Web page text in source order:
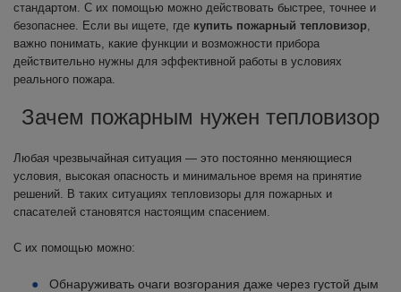
стандартом. С их помощью можно действовать быстрее, точнее и
безопаснее. Если вы ищете, где купить пожарный тепловизор,
важно понимать, какие функции и возможности прибора
действительно нужны для эффективной работы в условиях
реального пожара.
Зачем пожарным нужен тепловизор
Любая чрезвычайная ситуация — это постоянно меняющиеся
условия, высокая опасность и минимальное время на принятие
решений. В таких ситуациях тепловизоры для пожарных и
спасателей становятся настоящим спасением.
С их помощью можно:
Обнаруживать очаги возгорания даже через густой дым